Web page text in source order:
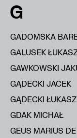
G
GADOMSKA
GALUSEK
GAWKOWSKI
GĄDECKI JACEK
GĄDECKI
GDAK MICHAŁ
GEUS MARIUS DE